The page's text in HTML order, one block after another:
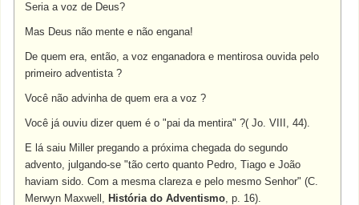
Seria a voz de Deus?
Mas Deus não mente e não engana!
De quem era, então, a voz enganadora e mentirosa ouvida pelo
primeiro adventista ?
Você não advinha de quem era a voz ?
Você já ouviu dizer quem é o "pai da mentira" ?( Jo. VIII, 44).
E lá saiu Miller pregando a próxima chegada do segundo
advento, julgando-se "tão certo quanto Pedro, Tiago e João
haviam sido. Com a mesma clareza e pelo mesmo Senhor" (C.
Merwyn Maxwell, História do Adventismo, p. 16).